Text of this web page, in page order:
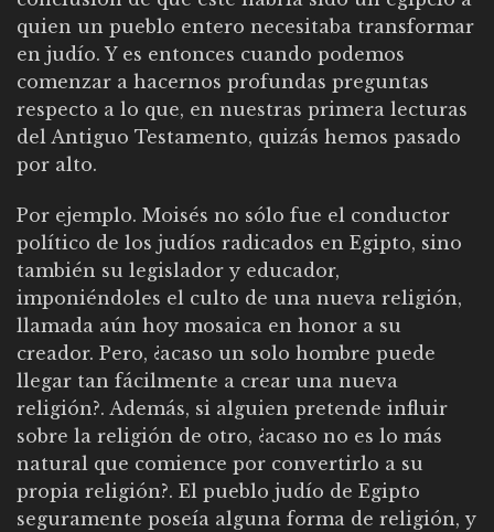
quien un pueblo entero necesitaba transformar
en judío. Y es entonces cuando podemos
comenzar a hacernos profundas preguntas
respecto a lo que, en nuestras primera lecturas
del Antiguo Testamento, quizás hemos pasado
por alto.
Por ejemplo. Moisés no sólo fue el conductor
político de los judíos radicados en Egipto, sino
también su legislador y educador,
imponiéndoles el culto de una nueva religión,
llamada aún hoy mosaica en honor a su
creador. Pero, ¿acaso un solo hombre puede
llegar tan fácilmente a crear una nueva
religión?. Además, si alguien pretende influir
sobre la religión de otro, ¿acaso no es lo más
natural que comience por convertirlo a su
propia religión?. El pueblo judío de Egipto
seguramente poseía alguna forma de religión, y